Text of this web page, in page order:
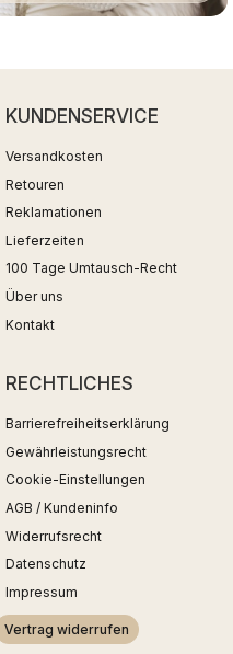
KUNDENSERVICE
Versandkosten
Retouren
Reklamationen
Lieferzeiten
100 Tage Umtausch-Recht
Über uns
Kontakt
RECHTLICHES
Barrierefreiheitserklärung
Gewährleistungsrecht
Cookie-Einstellungen
AGB / Kundeninfo
Widerrufsrecht
Datenschutz
Impressum
Vertrag widerrufen